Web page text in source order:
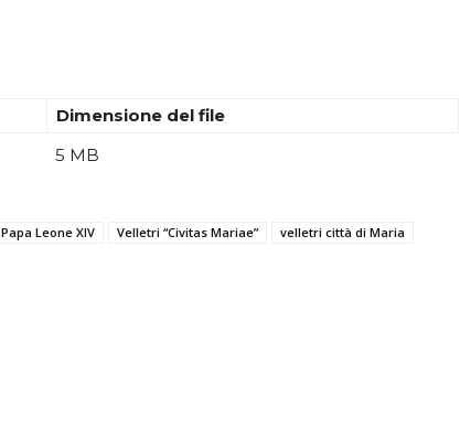
Dimensione del file
5 MB
Papa Leone XIV Velletri “Civitas Mariae”
velletri città di Maria